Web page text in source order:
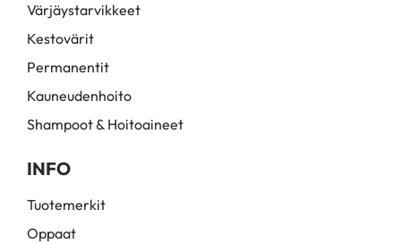
Värjäystarvikkeet
Kestovärit
Permanentit
Kauneudenhoito
Shampoot & Hoitoaineet
INFO
Tuotemerkit
Oppaat